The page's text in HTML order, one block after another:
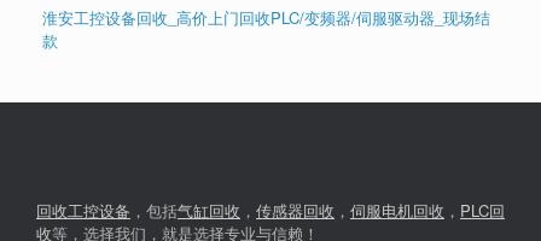
淮安工控设备回收_高价上门回收PLC/变频器/伺服驱动器_现场结
款
回收工控设备 ，包括气缸回收 ， 传感器回收 ， 伺服电机回收 ， PLC回
收等，选择我们，就是选择专业与信赖！